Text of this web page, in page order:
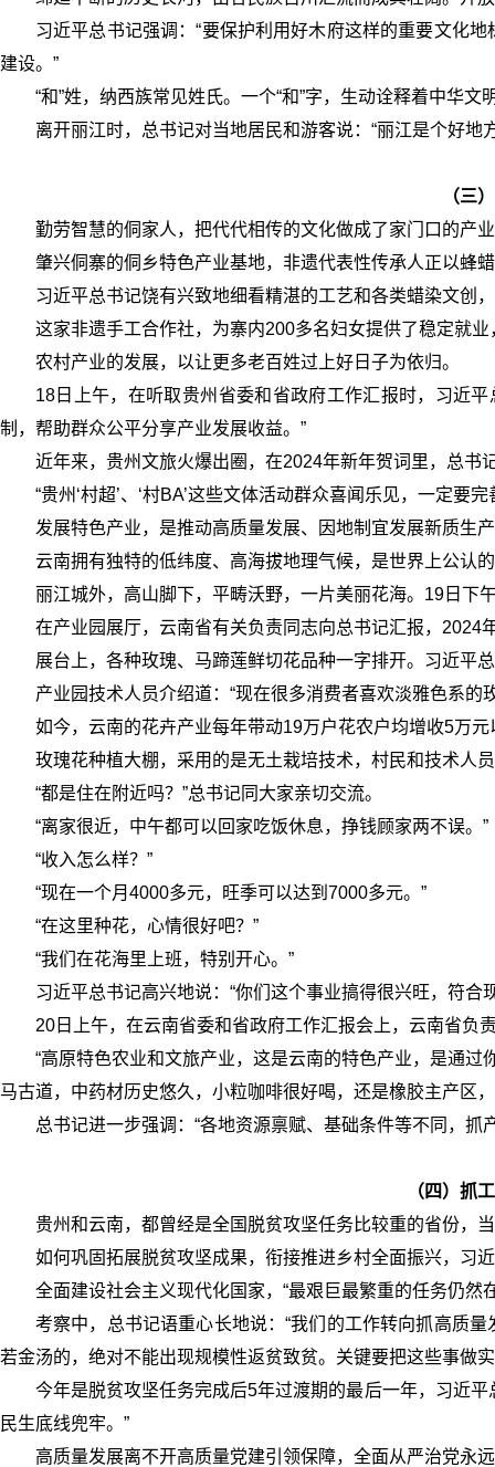
习近平总书记强调：“要保护利用好木府这样的重要文化
建设。”
“和”姓，纳西族常见姓氏。一个“和”字，生动诠释着中华文
离开丽江时，总书记对当地居民和游客说：“丽江是个好地
（三
勤劳智慧的侗家人，把代代相传的文化做成了家门口的产
肇兴侗寨的侗乡特色产业基地，非遗代表性传承人正以蜂
习近平总书记饶有兴致地细看精湛的工艺和各类蜡染文创
这家非遗手工合作社，为寨内200多名妇女提供了稳定就
农村产业的发展，以让更多老百姓过上好日子为依归。
18日上午，在听取贵州省委和省政府工作汇报时，习近
制，帮助群众公平分享产业发展收益。”
近年来，贵州文旅火爆出圈，在2024年新年贺词里，总书
“贵州‘村超’、‘村BA’这些文体活动群众喜闻乐见，一定要
发展特色产业，是推动高质量发展、因地制宜发展新质生
云南拥有独特的低纬度、高海拔地理气候，是世界上公认
丽江城外，高山脚下，平畴沃野，一片美丽花海。19日下
在产业园展厅，云南省有关负责同志向总书记汇报，
展台上，各种玫瑰、马蹄莲鲜切花品种一字排开。习近平
产业园技术人员介绍道：“现在很多消费者喜欢淡雅色系
如今，云南的花卉产业每年带动19万户花农户均增收5万
玫瑰花种植大棚，采用的是无土栽培技术，村民和技术人
“都是住在附近吗？”总书记同大家亲切交流。
“离家很近，中午都可以回家吃饭休息，挣钱顾家两不误。”
“收入怎么样？”
“现在一个月4000多元，旺季可以达到7000多元。”
“在这里种花，心情很好吧？”
“我们在花海里上班，特别开心。”
习近平总书记高兴地说：“你们这个事业搞得很兴旺，符
20日上午，在云南省委和省政府工作汇报会上，云南省负
“高原特色农业和文旅产业，这是云南的特色产业，是通
马古道，中药材历史悠久，小粒咖啡很好喝，还是橡胶主产
总书记进一步强调：“各地资源禀赋、基础条件等不同，
（四）抓
贵州和云南，都曾经是全国脱贫攻坚任务比较重的省份，
如何巩固拓展脱贫攻坚成果，衔接推进乡村全面振兴，习
全面建设社会主义现代化国家，“最艰巨最繁重的任务仍然
考察中，总书记语重心长地说：“我们的工作转向抓高质
若金汤的，绝对不能出现规模性返贫致贫。关键要把这些事做
今年是脱贫攻坚任务完成后5年过渡期的最后一年，习近
民生底线兜牢。”
高质量发展离不开高质量党建引领保障，全面从严治党永